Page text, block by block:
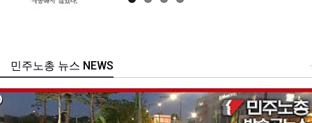
주노총 뉴스 NEWS